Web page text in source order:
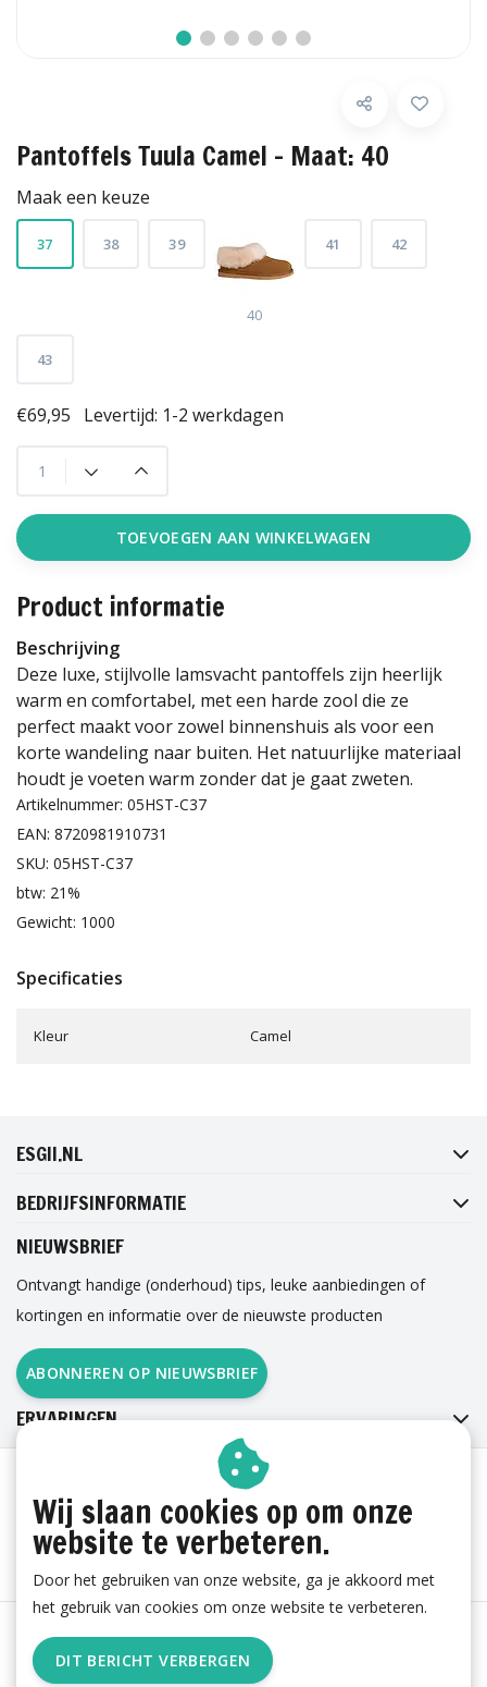
Pantoffels Tuula Camel - Maat: 40
Maak een keuze
37 38 39
40
41 42
43
€69,95 Levertijd: 1-2 werkdagen
TOEVOEGEN AAN WINKELWAGEN
Product informatie
Beschrijving
Deze luxe, stijlvolle lamsvacht pantoffels zijn heerlijk
warm en comfortabel, met een harde zool die ze
perfect maakt voor zowel binnenshuis als voor een
korte wandeling naar buiten. Het natuurlijke materiaal
houdt je voeten warm zonder dat je gaat zweten.
Artikelnummer: 05HST-C37
EAN: 8720981910731
SKU: 05HST-C37
btw: 21%
Gewicht: 1000
Specificaties
Kleur Camel
ESGII.NL
BEDRIJFSINFORMATIE
NIEUWSBRIEF
Ontvangt handige (onderhoud) tips, leuke aanbiedingen of
kortingen en informatie over de nieuwste producten
ABONNEREN OP NIEUWSBRIEF
ERVARINGEN
Algemene voorwaarden | Cookies
RSS Feed
Wij slaan cookies op om onze
website te verbeteren.
Door het gebruiken van onze website, ga je akkoord met
het gebruik van cookies om onze website te verbeteren.
DIT BERICHT VERBERGEN